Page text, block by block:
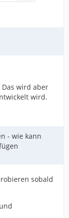
wird aber
wird.
- wie kann
sobald